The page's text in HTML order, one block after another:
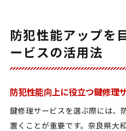
防犯性能アップを
ービスの活用法
防犯性能向上に役立つ鍵修理
鍵修理サービスを選ぶ際には、
置くことが重要です。奈良県大